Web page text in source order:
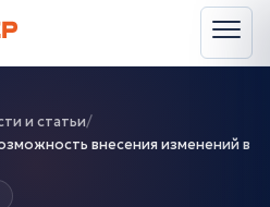
и статьи/
внесения изменений в